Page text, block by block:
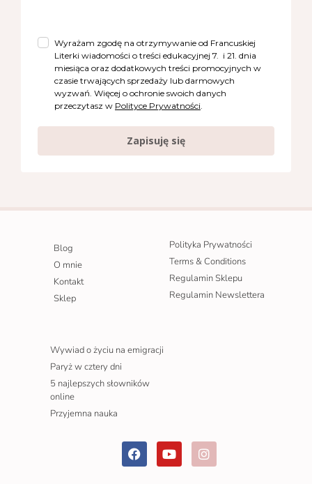
Wyrażam zgodę na otrzymywanie od Francuskiej
Literki wiadomości o treści edukacyjnej 7. i 21. dnia
miesiąca oraz dodatkowych treści promocyjnych w
czasie trwających sprzedaży lub darmowych
wyzwań. Więcej o ochronie swoich danych
przeczytasz w Polityce Prywatności
Zapisuję się
Blog
O mnie
Kontakt
Sklep
Polityka Prywatności
Terms & Conditions
Regulamin Sklepu
Regulamin Newslettera
Wywiad o życiu na emigracji
Paryż w cztery dni
5 najlepszych słowników
online
Przyjemna nauka